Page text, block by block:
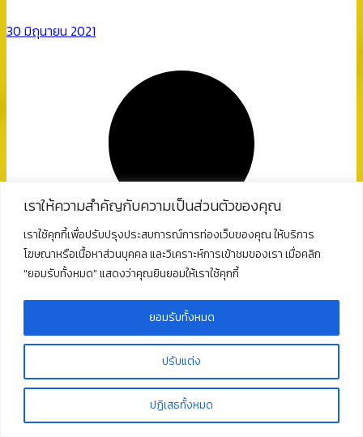
เราให้ความสำคัญกับความเป็นส่วนตัวของคุณ
เราใช้คุกกี้เพื่อปรับปรุงประสบการณ์การท่องเว็บของคุณ ให้บริการ
โฆษณาหรือเนื้อหาส่วนบุคคล และวิเคราะห์การเข้าชมของเรา เมื่อคลิก
"ยอมรับทั้งหมด" แสดงว่าคุณยินยอมให้เราใช้คุกกี้
ปรับแต่ง
ปฏิเสธทั้งหมด
ยอมรับทั้งหมด
30 มิถุนายน 2021